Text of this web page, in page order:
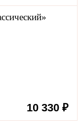
10 330 ₽